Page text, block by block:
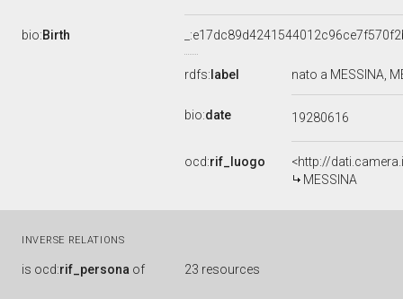
bio:Birth
rdfs: label nato a MESSINA,
bio:date 19280616
ocd:rif_luogo
<http://
MESSINA
INVERSE RELATIONS
is ocd:rif_persona of 23 resources